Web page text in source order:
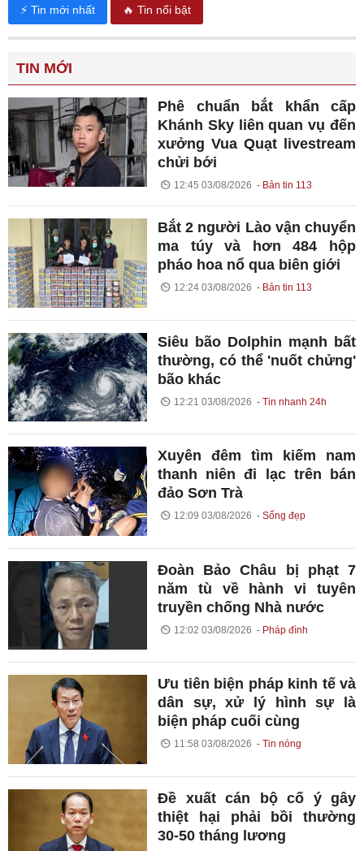
⚡ Tin mới nhất 🔥 Tin nổi bật
TIN MỚI
Phê chuẩn bắt khẩn cấp
Khánh Sky liên quan vụ đến
xưởng Vua Quạt livestream
chửi bới
12:45 03/08/2026 Bản tin 113
Bắt 2 người Lào vận chuyển
ma túy và hơn 484 hộp
pháo hoa nổ qua biên giới
12:24 03/08/2026 Bản tin 113
Siêu bão Dolphin mạnh bất
thường, có thể 'nuốt chửng'
bão khác
12:21 03/08/2026 Tin nhanh 24h
Xuyên đêm tìm kiếm nam
thanh niên đi lạc trên bán
đảo Sơn Trà
12:09 03/08/2026 Sống đẹp
Đoàn Bảo Châu bị phạt 7
năm tù về hành vi tuyên
truyền chống Nhà nước
12:02 03/08/2026 Pháp đình
Ưu tiên biện pháp kinh tế và
dân sự, xử lý hình sự là
biện pháp cuối cùng
11:58 03/08/2026 Tin nóng
Đề xuất cán bộ cố ý gây
thiệt hại phải bồi thường
30-50 tháng lương